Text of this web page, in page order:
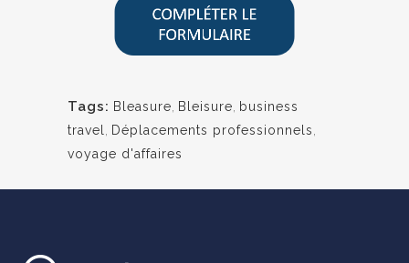
Tags: Bleasure, Bleisure, business
travel, Déplacements professionnels,
voyage d'affaires